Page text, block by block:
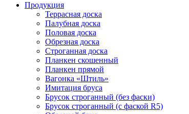
Продукция
Террасная доска
Палубная доска
Половая доска
Обрезная доска
Строганная доска
Планкен скошенный
Планкен прямой
Вагонка «Штиль»
Имитация бруса
Брусок строганный (без фаски)
Брусок строганный (с фаской R5)